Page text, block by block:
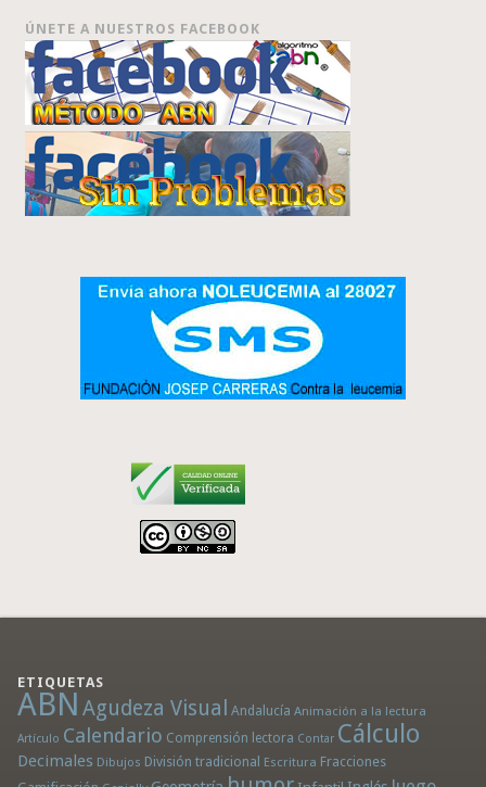
ÚNETE A NUESTROS FACEBOOK
ETIQUETAS
ABN Agudeza Visual Andalucía Animación a la lectura
Artículo Calendario Comprensión lectora Contar Cálculo
Decimales Dibujos División tradicional Escritura Fracciones